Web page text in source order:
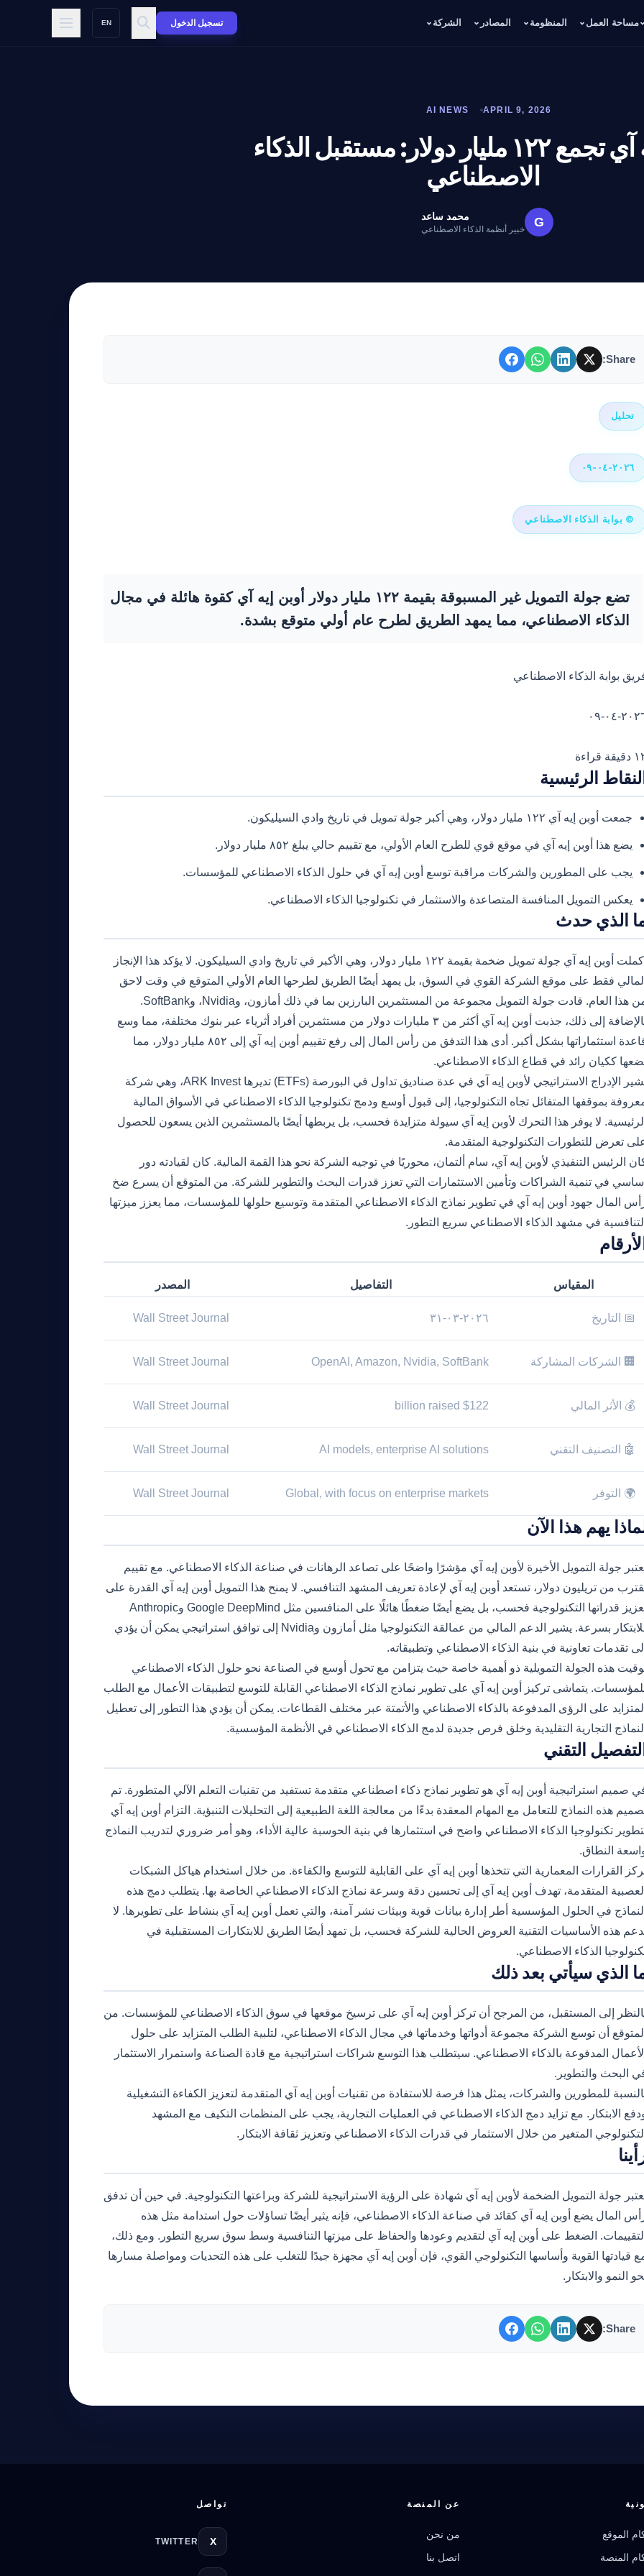
مساحة العمل المنظومة المصادر الشركة تسجيل الدخول EN
APRIL 9, 2026
AI NEWS
أوبن إيه آي تجمع ١٢٢ مليار دولار: مستقبل الذكاء
الاصطناعي
G محمد ساعد
خبير أنظمة الذكاء الاصطناعي
Share:
تحليل
٢٠٢٦-٠٤-٠٩
© بوابة الذكاء الاصطناعي
تضع جولة التمويل غير المسبوقة بقيمة ١٢٢ مليار دولار أوبن إيه آي كقوة هائلة في مجال
الذكاء الاصطناعي، مما يمهد الطريق لطرح عام أولي متوقع بشدة.
بوابة الذكاء الاصطناعي
٠٤-٠٩
قراءة
النقاط الرئيسية
جمعت أوبن إيه آي ١٢٢ مليار دولار، وهي أكبر جولة تمويل في تاريخ وادي السيليكون.
يضع هذا أوبن إيه آي في موقع قوي للطرح العام الأولي، مع تقييم حالي يبلغ ٨٥٢ مليار دولار.
يجب على المطورين والشركات مراقبة توسع أوبن إيه آي في حلول الذكاء الاصطناعي للمؤسسات.
يعكس التمويل المنافسة المتصاعدة والاستثمار في تكنولوجيا الذكاء الاصطناعي.
الذي حدث
أكملت أوبن إيه آي جولة تمويل ضخمة بقيمة ١٢٢ مليار دولار، وهي الأكبر في تاريخ وادي السيليكون. لا يؤكد هذا الإنجاز
المالي فقط على موقع الشركة القوي في السوق، بل يمهد أيضًا الطريق لطرحها العام الأولي المتوقع في وقت لاحق
من هذا العام. قادت جولة التمويل مجموعة من المستثمرين البارزين بما في ذلك أمازون، وNvidia، وSoftBank.
بالإضافة إلى ذلك، جذبت أوبن إيه آي أكثر من ٣ مليارات دولار من مستثمرين أفراد أثرياء عبر بنوك مختلفة، مما وسع
قاعدة استثماراتها بشكل أكبر. أدى هذا التدفق من رأس المال إلى رفع تقييم أوبن إيه آي إلى ٨٥٢ مليار دولار، مما
ككيان رائد في قطاع الذكاء الاصطناعي.
يشير الإدراج الاستراتيجي لأوبن إيه آي في عدة صناديق تداول في البورصة (ETFs) تديرها ARK Invest، وهي شركة
بموقفها المتفائل تجاه التكنولوجيا، إلى قبول أوسع ودمج تكنولوجيا الذكاء الاصطناعي في الأسواق المالية
الرئيسية. لا يوفر هذا التحرك لأوبن إيه آي سيولة متزايدة فحسب، بل يربطها أيضًا بالمستثمرين الذين يسعون للحصول
تعرض للتطورات التكنولوجية المتقدمة.
الرئيس التنفيذي لأوبن إيه آي، سام ألتمان، محوريًا في توجيه الشركة نحو هذا القمة المالية. كان لقيادته دور
أساسي في تنمية الشراكات وتأمين الاستثمارات التي تعزز قدرات البحث والتطوير للشركة. من المتوقع أن يسرع ضخ
المال جهود أوبن إيه آي في تطوير نماذج الذكاء الاصطناعي المتقدمة وتوسيع حلولها للمؤسسات، مما يعزز ميزتها
التنافسية في مشهد الذكاء الاصطناعي سريع التطور.
الأرقام
المقياس التفاصيل المصدر
📅 التاريخ ٢٠٢٦-٠٣-٣١ Wall Street Journal
🏢 الشركات المشاركة OpenAI, Amazon, Nvidia, SoftBank
Wall Street Journal
💰 الأثر المالي $122 billion raised
Wall Street Journal
🤖 التصنيف التقني AI models, enterprise AI solutions
Wall Street Journal
🌍 التوفر Global, with focus on enterprise markets
Wall Street Journal
يهم هذا الآن
جولة التمويل الأخيرة لأوبن إيه آي مؤشرًا واضحًا على تصاعد الرهانات في صناعة الذكاء الاصطناعي. مع تقييم
من تريليون دولار، تستعد أوبن إيه آي لإعادة تعريف المشهد التنافسي. لا يمنح هذا التمويل أوبن إيه آي القدرة على
تعزيز قدراتها التكنولوجية فحسب، بل يضع أيضًا ضغطًا هائلًا على المنافسين مثل Google DeepMind وAnthropic
للابتكار بسرعة. يشير الدعم المالي من عمالقة التكنولوجيا مثل أمازون وNvidia إلى توافق استراتيجي يمكن أن يؤدي
إلى تقدمات تعاونية في بنية الذكاء الاصطناعي وتطبيقاته.
هذه الجولة التمويلية ذو أهمية خاصة حيث يتزامن مع تحول أوسع في الصناعة نحو حلول الذكاء الاصطناعي
يتماشى تركيز أوبن إيه آي على تطوير نماذج الذكاء الاصطناعي القابلة للتوسع لتطبيقات الأعمال مع الطلب
المتزايد على الرؤى المدفوعة بالذكاء الاصطناعي والأتمتة عبر مختلف القطاعات. يمكن أن يؤدي هذا التطور إلى تعطيل
النماذج التجارية التقليدية وخلق فرص جديدة لدمج الذكاء الاصطناعي في الأنظمة المؤسسية.
التفصيل التقني
صميم استراتيجية أوبن إيه آي هو تطوير نماذج ذكاء اصطناعي متقدمة تستفيد من تقنيات التعلم الآلي المتطورة. تم
هذه النماذج للتعامل مع المهام المعقدة بدءًا من معالجة اللغة الطبيعية إلى التحليلات التنبؤية. التزام أوبن إيه آي
تكنولوجيا الذكاء الاصطناعي واضح في استثمارها في بنية الحوسبة عالية الأداء، وهو أمر ضروري لتدريب النماذج
النطاق.
القرارات المعمارية التي تتخذها أوبن إيه آي على القابلية للتوسع والكفاءة. من خلال استخدام هياكل الشبكات
العصبية المتقدمة، تهدف أوبن إيه آي إلى تحسين دقة وسرعة نماذج الذكاء الاصطناعي الخاصة بها. يتطلب دمج هذه
النماذج في الحلول المؤسسية أطر إدارة بيانات قوية وبيئات نشر آمنة، والتي تعمل أوبن إيه آي بنشاط على تطويرها. لا
هذه الأساسيات التقنية العروض الحالية للشركة فحسب، بل تمهد أيضًا الطريق للابتكارات المستقبلية في
الذكاء الاصطناعي.
الذي سيأتي بعد ذلك
إلى المستقبل، من المرجح أن تركز أوبن إيه آي على ترسيخ موقعها في سوق الذكاء الاصطناعي للمؤسسات. من
المتوقع أن توسع الشركة مجموعة أدواتها وخدماتها في مجال الذكاء الاصطناعي، لتلبية الطلب المتزايد على حلول
الأعمال المدفوعة بالذكاء الاصطناعي. سيتطلب هذا التوسع شراكات استراتيجية مع قادة الصناعة واستمرار الاستثمار
البحث والتطوير.
للمطورين والشركات، يمثل هذا فرصة للاستفادة من تقنيات أوبن إيه آي المتقدمة لتعزيز الكفاءة التشغيلية
الابتكار. مع تزايد دمج الذكاء الاصطناعي في العمليات التجارية، يجب على المنظمات التكيف مع المشهد
التكنولوجي المتغير من خلال الاستثمار في قدرات الذكاء الاصطناعي وتعزيز ثقافة الابتكار.
جولة التمويل الضخمة لأوبن إيه آي شهادة على الرؤية الاستراتيجية للشركة وبراعتها التكنولوجية. في حين أن تدفق
المال يضع أوبن إيه آي كقائد في صناعة الذكاء الاصطناعي، فإنه يثير أيضًا تساؤلات حول استدامة مثل هذه
التقييمات. الضغط على أوبن إيه آي لتقديم وعودها والحفاظ على ميزتها التنافسية وسط سوق سريع التطور. ومع ذلك،
قيادتها القوية وأساسها التكنولوجي القوي، فإن أوبن إيه آي مجهزة جيدًا للتغلب على هذه التحديات ومواصلة مسارها
النمو والابتكار.
Share:
الموقع
المنصة
عن المنصة
من نحن
اتصل بنا
تواصل
X
TWITTER